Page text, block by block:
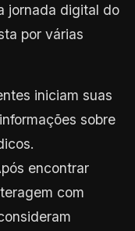
jornada digital do
por várias
iniciam suas
sobre
encontrar
com